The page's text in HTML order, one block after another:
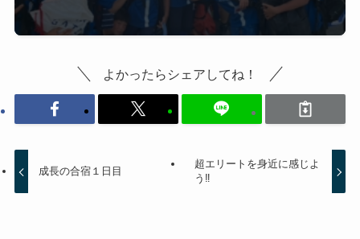
よかったらシェアしてね！
成長の合宿１日目
超エリートを身近に感じよ
う‼️